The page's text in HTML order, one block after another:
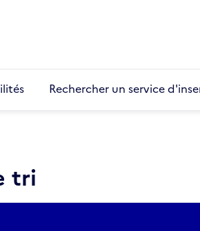
Rechercher un service
tri